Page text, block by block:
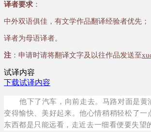
译者要求 ：
中外双语俱佳，有文学作品翻译经验者优先；
译者为母语译者。
注 ：申请时请将翻译文字及以往作品发送至
试译内容
下载试译内容
他下了汽车，向前走去。马路对面是
变得愉快、美好起来。他心情稍稍轻松了
东西都是只能远看，走近去一细看便要失望